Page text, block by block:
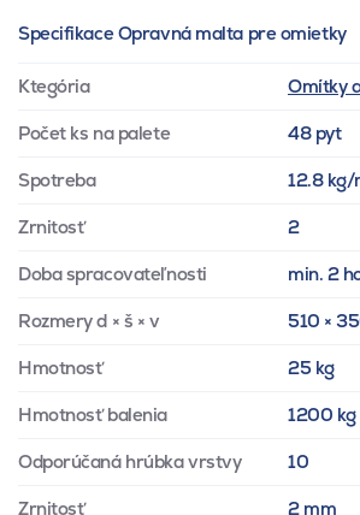
Specifikace Opravná malta pre omietky
Ktegória Omítky
Počet ks na palete 48 pyt
Spotreba 12.8 kg/
Zrnitosť 2
Doba spracovateľnosti min. 2
Rozmery d × š × v 510 ×
Hmotnosť 25 kg
Hmotnosť balenia 1200 kg
Odporúčaná hrúbka vrstvy 10
Zrnitosť 2 mm